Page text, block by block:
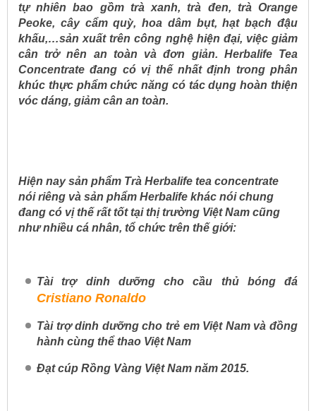
tự nhiên bao gồm trà xanh, trà đen, trà Orange
Peoke, cây cẩm quỳ, hoa dâm bụt, hạt bạch đậu
khấu,…sản xuất trên công nghệ hiện đại, việc giảm
cân trở nên an toàn và đơn giản. Herbalife Tea
Concentrate đang có vị thế nhất định trong phân
khúc thực phẩm chức năng có tác dụng hoàn thiện
vóc dáng, giảm cân an toàn.
Hiện nay sản phẩm Trà Herbalife tea concentrate
nói riêng và sản phẩm Herbalife khác nói chung
đang có vị thế rất tốt tại thị trường Việt Nam cũng
như nhiều cá nhân, tổ chức trên thế giới:
Tài trợ dinh dưỡng cho cầu thủ bóng đá
Cristiano Ronaldo
Tài trợ dinh dưỡng cho trẻ em Việt Nam và đồng
hành cùng thể thao Việt Nam
Đạt cúp Rồng Vàng Việt Nam năm 2015.